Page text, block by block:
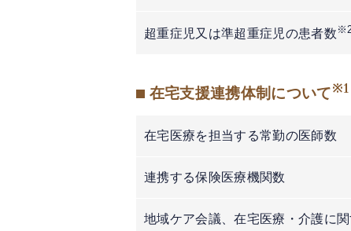
超重症児又は準超重症児の患者数
■ 在宅支援連携体制について※1
在宅医療を担当する常勤の医師数
連携する保険医療機関数
地域ケア会議、在宅医療・介護に